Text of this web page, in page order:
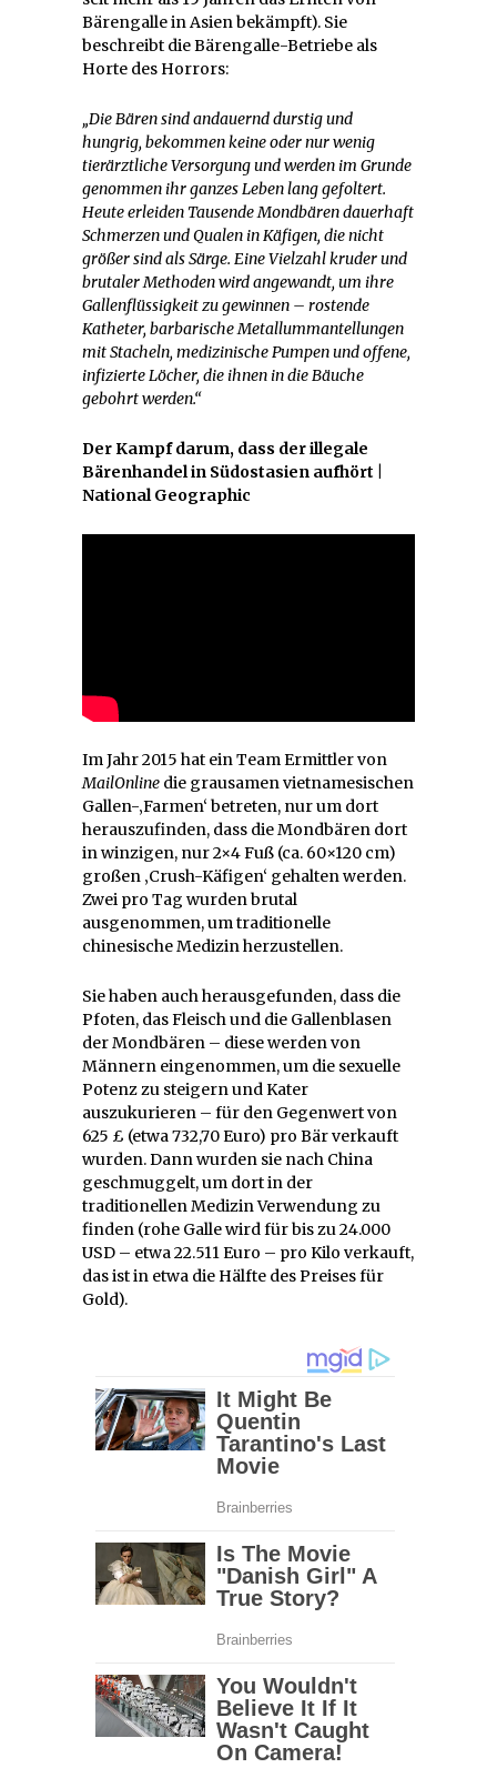
Bärengalle in Asien bekämpft). Sie
beschreibt die Bärengalle-Betriebe als
Horte des Horrors:
„Die Bären sind andauernd durstig und
hungrig, bekommen keine oder nur wenig
tierärztliche Versorgung und werden im Grunde
genommen ihr ganzes Leben lang gefoltert.
Heute erleiden Tausende Mondbären dauerhaft
Schmerzen und Qualen in Käfigen, die nicht
größer sind als Särge. Eine Vielzahl kruder und
brutaler Methoden wird angewandt, um ihre
Gallenflüssigkeit zu gewinnen – rostende
Katheter, barbarische Metallummantellungen
mit Stacheln, medizinische Pumpen und offene,
infizierte Löcher, die ihnen in die Bäuche
gebohrt werden.“
Der Kampf darum, dass der illegale
Bärenhandel in Südostasien aufhört |
National Geographic
Im Jahr 2015 hat ein Team Ermittler von
MailOnline die grausamen vietnamesischen
Gallen-‚Farmen‘ betreten, nur um dort
herauszufinden, dass die Mondbären dort
in winzigen, nur 2×4 Fuß (ca. 60×120 cm)
großen ‚Crush-Käfigen‘ gehalten werden.
Zwei pro Tag wurden brutal
ausgenommen, um traditionelle
chinesische Medizin herzustellen.
Sie haben auch herausgefunden, dass die
Pfoten, das Fleisch und die Gallenblasen
der Mondbären – diese werden von
Männern eingenommen, um die sexuelle
Potenz zu steigern und Kater
auszukurieren – für den Gegenwert von
625 £ (etwa 732,70 Euro) pro Bär verkauft
wurden. Dann wurden sie nach China
geschmuggelt, um dort in der
traditionellen Medizin Verwendung zu
finden (rohe Galle wird für bis zu 24.000
USD – etwa 22.511 Euro – pro Kilo verkauft,
das ist in etwa die Hälfte des Preises für
Gold).